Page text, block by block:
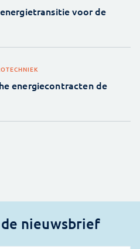
voor de
energiecontracten de
nieuwsbrief